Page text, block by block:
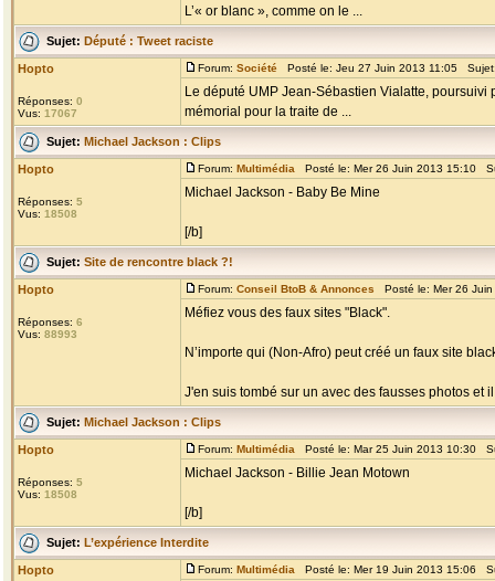
L’« or blanc », comme on le ...
Sujet: Député : Tweet raciste
Hopto
Réponses: 0
Vus: 17067
Forum: Société Posté le: Jeu 27 Juin 2013 11:05
Le député UMP Jean-Sébastien Vialatte,
mémorial pour la traite de ...
Sujet: Michael Jackson : Clips
Hopto
Réponses: 5
Vus: 18508
Forum: Multimédia Posté le: Mer 26 Juin 2013 15:10
Michael Jackson - Baby Be Mine
[/b]
Sujet: Site de rencontre black ?!
Hopto
Réponses: 6
Vus: 88993
Forum: Conseil BtoB & Annonces Posté le: Mer 26
Méfiez vous des faux sites "Black".
N’importe qui (Non-Afro) peut créé un faux site
J'en suis tombé sur un avec des fausses photos et
Sujet: Michael Jackson : Clips
Hopto
Réponses: 5
Vus: 18508
Forum: Multimédia Posté le: Mar 25 Juin 2013 10:30
Michael Jackson - Billie Jean Motown
[/b]
Sujet: L’expérience Interdite
Hopto Forum: Multimédia Posté le: Mer 19 Juin 2013 15:06